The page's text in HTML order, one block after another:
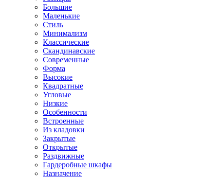
Большие
Маленькие
Стиль
Минимализм
Классические
Скандинавские
Современные
Форма
Высокие
Квадратные
Угловые
Низкие
Особенности
Встроенные
Из кладовки
Закрытые
Открытые
Раздвижные
Гардеробные шкафы
Назначение